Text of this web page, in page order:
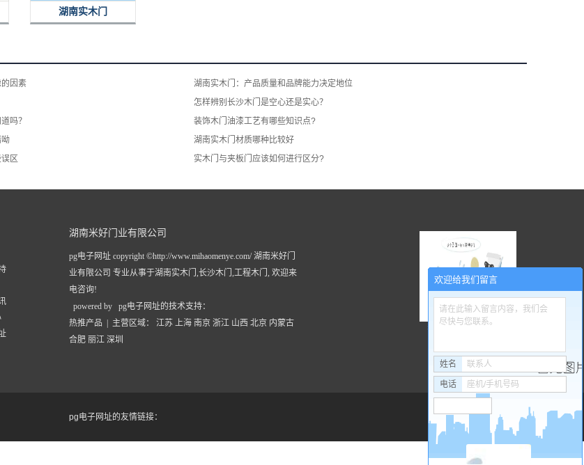
湖南实木门
因素
湖南实木门：产品质量和品牌能力决定地位
怎样辨别长沙木门是空心还是实心？
吗？
装饰木门油漆工艺有哪些知识点?
湖南实木门材质哪种比较好
区
实木门与夹板门应该如何进行区分?
湖南米好门业有限公司
pg电子网址 copyright ©http://www.mihaomenye.com/ 湖南米好门
业有限公司 专业从事于湖南实木门 ,长沙木门 ,工程木门 , 欢迎来
电咨询!
powered by pg电子网址的技术支持：
热推产品 | 主营区域： 江苏 上海 南京 浙江 山西 北京 内蒙古
合肥 丽江 深圳
pg电子网址的友情链接：
欢迎给我们留言
请在此输入留言内容，我们会
尽快与您联系。
姓名 联系人
电话 座机/手机号码